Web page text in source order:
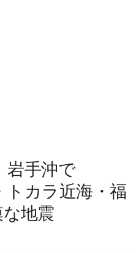
岩手沖で
トカラ近海・福
地震